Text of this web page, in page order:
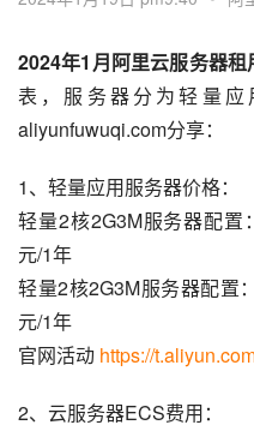
2024年1月阿里云服务器租
表，服务器分为轻量应
aliyunfuwuqi.com分享：
1、轻量应用服务器价格：
轻量2核2G3M服务器配置
元/1年
轻量2核2G3M服务器配置
元/1年
官网活动 https://
2、云服务器ECS费用：